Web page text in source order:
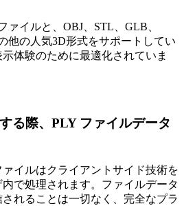
ァイルと、OBJ、STL、GLB、
他の人気3D形式をサポートしてい
体験のために最適化されていま
る際、PLY ファイルデータ
イルはクライアントサイド技術を
で処理されます。ファイルデータ
れることは一切なく、完全なプラ